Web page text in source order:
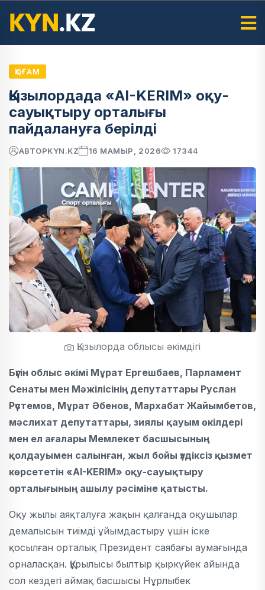
ҚОҒАМ
Қызылордада «AI-KERIM» оқу-
сауықтыру орталығы
пайдалануға берілді
АВТОРKYN.KZ 16 МАМЫР, 2026 17344
Қызылорда облысы әкімдігі
Бүгін облыс әкімі Мұрат Ергешбаев, Парламент
Сенаты мен Мәжілісінің депутаттары Руслан
Рүстемов, Мұрат Әбенов, Мархабат Жайымбетов,
мәслихат депутаттары, зиялы қауым өкілдері
мен ел ағалары Мемлекет басшысының
қолдауымен салынған, жыл бойы үздіксіз қызмет
көрсететін «AI-KERIM» оқу-сауықтыру
орталығының ашылу рәсіміне қатысты.
Оқу жылы аяқталуға жақын қалғанда оқушылар
демалысын тиімді ұйымдастыру үшін іске
қосылған орталық Президент саябағы аумағында
орналасқан. Құрылысы былтыр қыркүйек айында
сол кездегі аймақ басшысы Нұрлыбек